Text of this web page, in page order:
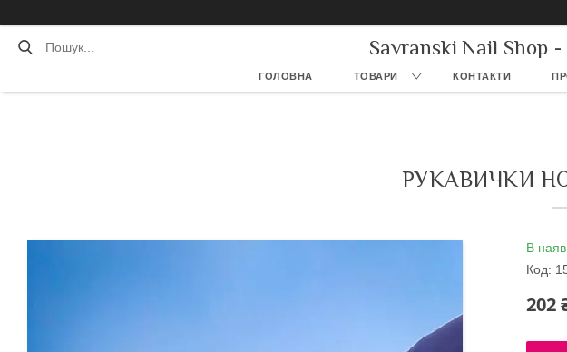
Savranski Nail Shop -
ГОЛОВНА ТОВАРИ КОНТАКТИ
РУКАВИЧКИ
В
Код:
202